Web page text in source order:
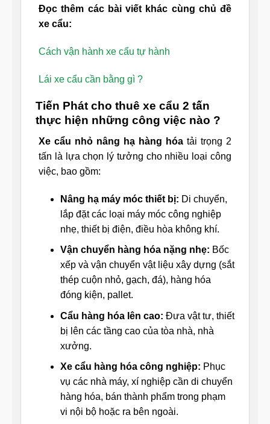
Đọc thêm các bài viết khác cùng chủ đề
xe cẩu:
Cách vận hành xe cẩu tự hành
Lái xe cẩu cần bằng gì ?
Tiến Phát cho thuê xe cẩu 2 tấn
thực hiện những công việc nào ?
Xe cẩu nhỏ nâng hạ hàng hóa tải trọng 2
tấn là lựa chọn lý tưởng cho nhiều loại công
việc, bao gồm:
Nâng hạ máy móc thiết bị: Di chuyển,
lắp đặt các loại máy móc công nghiệp
nhẹ, thiết bị điện, điều hòa không khí.
Vận chuyển hàng hóa nặng nhẹ: Bốc
xếp và vận chuyển vật liệu xây dựng (sắt
thép cuộn nhỏ, gạch, đá), hàng hóa
đóng kiện, pallet.
Cẩu hàng hóa lên cao: Đưa vật tư, thiết
bị lên các tầng cao của tòa nhà, nhà
xưởng.
Xe cẩu hàng hóa công nghiệp: Phục
vụ các nhà máy, xí nghiệp cần di chuyển
hàng hóa, bán thành phẩm trong phạm
vi nội bộ hoặc ra bên ngoài.